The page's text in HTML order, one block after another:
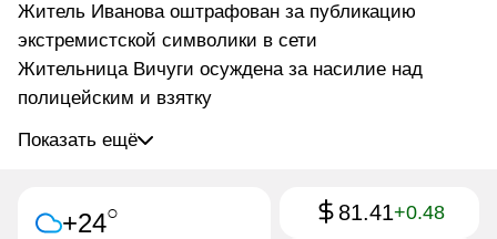
Житель Иванова оштрафован за публикацию
экстремистской символики в сети
Жительница Вичуги осуждена за насилие над
полицейским и взятку
Показать ещё
+24○ 81.41+0.48